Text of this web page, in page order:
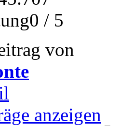
/ 5
von
anzeigen